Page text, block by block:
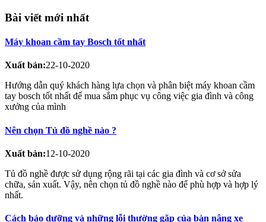
Bài viết mới nhất
Máy khoan cầm tay Bosch tốt nhất
Xuất bản:22-10-2020
Hướng dẫn quý khách hàng lựa chọn và phân biệt máy khoan cầm
tay bosch tốt nhất để mua sắm phục vụ công việc gia đình và công
xưởng của mình
Nên chọn Tủ đồ nghề nào ?
Xuất bản:12-10-2020
Tủ đồ nghề được sử dụng rộng rãi tại các gia đình và cơ sở sửa
chữa, sản xuất. Vậy, nên chọn tủ đồ nghề nào để phù hợp và hợp lý
nhất.
Cách bảo dưỡng và những lỗi thường gặp của bàn nâng xe